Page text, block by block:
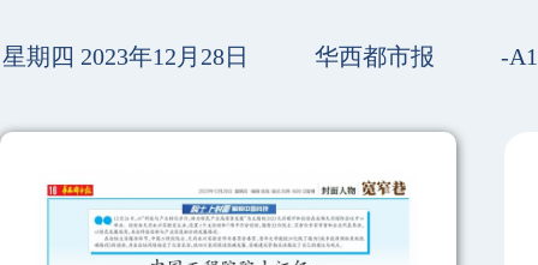
星期四 2023年12月28日 华西都市报 -